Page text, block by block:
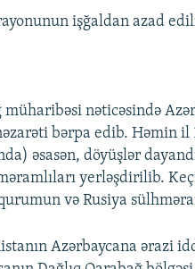
işğaldan azad
nəticəsində
bərpa edib. Həmin il
əsasən, döyüşlər
yerləşdirilib.
və Rusiya
Azərbaycana ərazi